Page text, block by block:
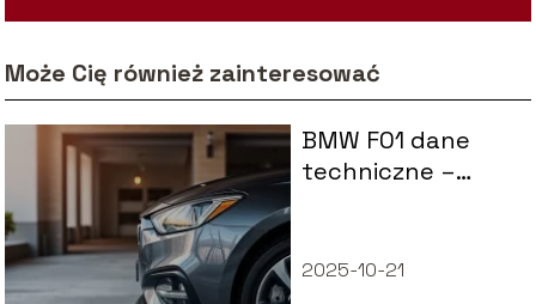
Może Cię również zainteresować
BMW F01 dane
techniczne –
2025-10-21